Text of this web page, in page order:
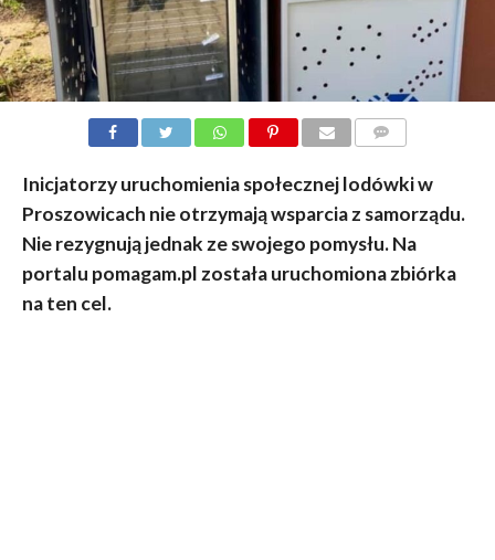
Inicjatorzy uruchomienia społecznej lodówki w
Proszowicach nie otrzymają wsparcia z samorządu.
Nie rezygnują jednak ze swojego pomysłu. Na
portalu pomagam.pl została uruchomiona zbiórka
na ten cel.